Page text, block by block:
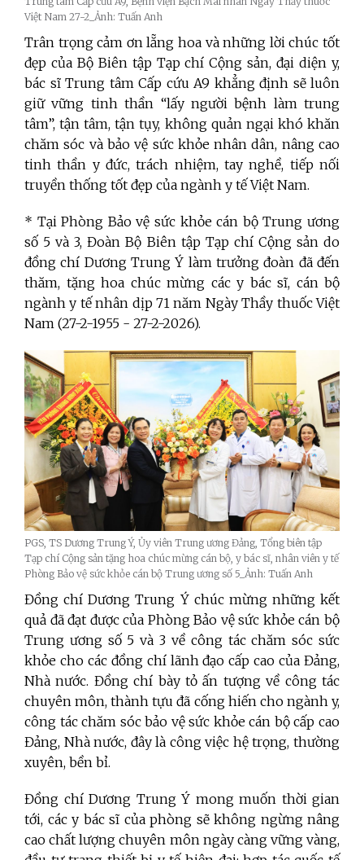
Việt Nam 27-2_Ảnh: Tuấn Anh
Trân trọng cảm ơn lẵng hoa và những lời chúc tốt
đẹp của Bộ Biên tập Tạp chí Cộng sản, đại diện y,
bác sĩ Trung tâm Cấp cứu A9 khẳng định sẽ luôn
giữ vững tinh thần “lấy người bệnh làm trung
tâm”, tận tâm, tận tụy, không quản ngại khó khăn
chăm sóc và bảo vệ sức khỏe nhân dân, nâng cao
tinh thần y đức, trách nhiệm, tay nghề, tiếp nối
truyền thống tốt đẹp của ngành y tế Việt Nam.
* Tại Phòng Bảo vệ sức khỏe cán bộ Trung ương
số 5 và 3, Đoàn Bộ Biên tập Tạp chí Cộng sản do
đồng chí Dương Trung Ý làm trưởng đoàn đã đến
thăm, tặng hoa chúc mừng các y bác sĩ, cán bộ
ngành y tế nhân dịp 71 năm Ngày Thầy thuốc Việt
Nam (27-2-1955 - 27-2-2026).
PGS, TS Dương Trung Ý, Ủy viên Trung ương Đảng, Tổng biên tập
Tạp chí Cộng sản tặng hoa chúc mừng cán bộ, y bác sĩ, nhân viên y tế
Phòng Bảo vệ sức khỏe cán bộ Trung ương số 5_Ảnh: Tuấn Anh
Đồng chí Dương Trung Ý chúc mừng những kết
quả đã đạt được của Phòng Bảo vệ sức khỏe cán bộ
Trung ương số 5 và 3 về công tác chăm sóc sức
khỏe cho các đồng chí lãnh đạo cấp cao của Đảng,
Nhà nước. Đồng chí bày tỏ ấn tượng về công tác
chuyên môn, thành tựu đã cống hiến cho ngành y,
công tác chăm sóc bảo vệ sức khỏe cán bộ cấp cao
Đảng, Nhà nước, đây là công việc hệ trọng, thường
xuyên, bền bỉ.
Đồng chí Dương Trung Ý mong muốn thời gian
tới, các y bác sĩ của phòng sẽ không ngừng nâng
cao chất lượng chuyên môn ngày càng vững vàng,